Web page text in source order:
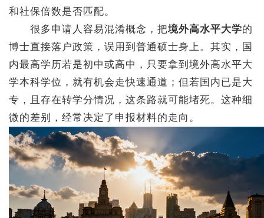
和社保倍数是否匹配。
很多申请人容易混淆概念，把境外高水平大学的
博士直接落户政策，误用到普通硕士身上。其实，国
内最高学历若是初中或高中，只要拿到境外高水平大
学本科学位，就有机会走快速通道；但若国内已是大
专，且存在转学分情况，这条路就可能堵死。这种细
微的差别，经常决定了申报材料的走向。